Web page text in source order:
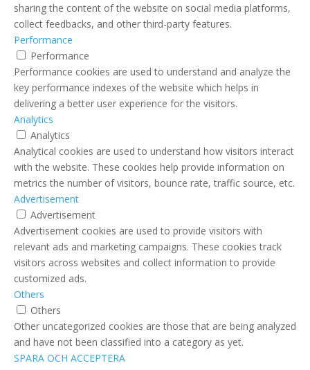
sharing the content of the website on social media platforms,
collect feedbacks, and other third-party features.
Performance
Performance
Performance cookies are used to understand and analyze the
key performance indexes of the website which helps in
delivering a better user experience for the visitors.
Analytics
Analytics
Analytical cookies are used to understand how visitors interact
with the website. These cookies help provide information on
metrics the number of visitors, bounce rate, traffic source, etc.
Advertisement
Advertisement
Advertisement cookies are used to provide visitors with
relevant ads and marketing campaigns. These cookies track
visitors across websites and collect information to provide
customized ads.
Others
Others
Other uncategorized cookies are those that are being analyzed
and have not been classified into a category as yet.
SPARA OCH ACCEPTERA